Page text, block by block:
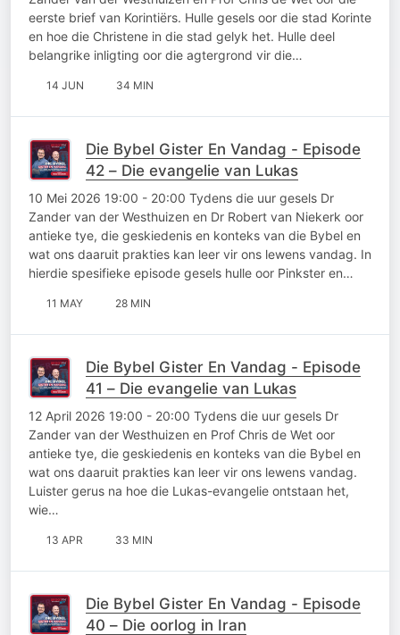
eerste brief van Korintiërs. Hulle gesels oor die stad Korinte
en hoe die Christene in die stad gelyk het. Hulle deel
belangrike inligting oor die agtergrond vir die…
14 JUN 34 MIN
Die Bybel Gister En Vandag - Episode
42 – Die evangelie van Lukas
10 Mei 2026 19:00 - 20:00 Tydens die uur gesels Dr
Zander van der Westhuizen en Dr Robert van Niekerk oor
antieke tye, die geskiedenis en konteks van die Bybel en
wat ons daaruit prakties kan leer vir ons lewens vandag. In
hierdie spesifieke episode gesels hulle oor Pinkster en…
11 MAY 28 MIN
Die Bybel Gister En Vandag - Episode
41 – Die evangelie van Lukas
12 April 2026 19:00 - 20:00 Tydens die uur gesels Dr
Zander van der Westhuizen en Prof Chris de Wet oor
antieke tye, die geskiedenis en konteks van die Bybel en
wat ons daaruit prakties kan leer vir ons lewens vandag.
Luister gerus na hoe die Lukas-evangelie ontstaan het,
wie…
13 APR 33 MIN
Die Bybel Gister En Vandag - Episode
40 – Die oorlog in Iran